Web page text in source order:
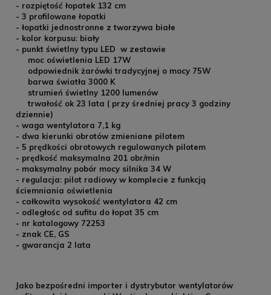
- rozpiętość łopatek 132 cm
- 3 profilowane łopatki
- łopatki jednostronne z tworzywa białe
- kolor korpusu: biały
- punkt świetlny typu LED w zestawie
moc oświetlenia LED 17W
odpowiednik żarówki tradycyjnej o mocy 75W
barwa światła 3000 K
strumień świetlny 1200 lumenów
trwałość ok 23 lata ( przy średniej pracy 3 godziny
dziennie)
- waga wentylatora 7,1 kg
- dwa kierunki obrotów zmieniane pilotem
- 5 prędkości obrotowych regulowanych pilotem
- prędkość maksymalna 201 obr/min
- maksymalny pobór mocy silnika 34 W
- regulacja: pilot radiowy w komplecie z funkcją
ściemniania oświetlenia
- całkowita wysokość wentylatora 42 cm
- odległośc od sufitu do łopat 35 cm
- nr katalogowy 72253
- znak CE, GS
- gwarancja 2 lata
Jako bezpośredni importer i dystrybutor wentylatorów